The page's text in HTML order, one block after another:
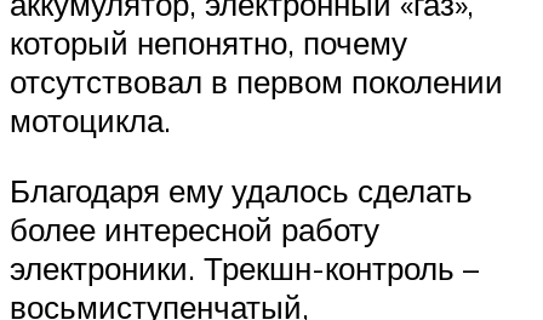
который непонятно, почему
отсутствовал в первом поколении
мотоцикла.
Благодаря ему удалось сделать
более интересной работу
электроники. Трекшн-контроль –
восьмиступенчатый,